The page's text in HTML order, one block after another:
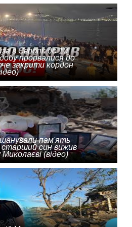
в Європі: до 10
прорвалися до
закрити кордон
пам'ять
старший син вижив
(відео)